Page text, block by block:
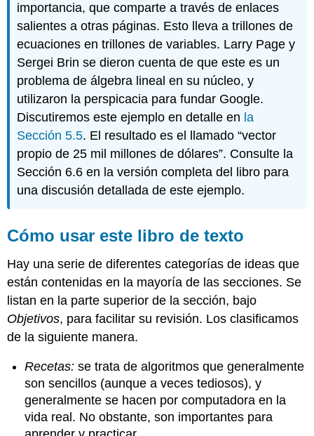
importancia, que comparte a través de enlaces
salientes a otras páginas. Esto lleva a trillones de
ecuaciones en trillones de variables. Larry Page y
Sergei Brin se dieron cuenta de que este es un
problema de álgebra lineal en su núcleo, y
utilizaron la perspicacia para fundar Google.
Discutiremos este ejemplo en detalle en la
Sección 5.5. El resultado es el llamado “vector
propio de 25 mil millones de dólares”. Consulte la
Sección 6.6 en la versión completa del libro para
una discusión detallada de este ejemplo.
Cómo usar este libro de texto
Hay una serie de diferentes categorías de ideas que
están contenidas en la mayoría de las secciones. Se
listan en la parte superior de la sección, bajo
Objetivos, para facilitar su revisión. Los clasificamos
de la siguiente manera.
Recetas: se trata de algoritmos que generalmente
son sencillos (aunque a veces tediosos), y
generalmente se hacen por computadora en la
vida real. No obstante, son importantes para